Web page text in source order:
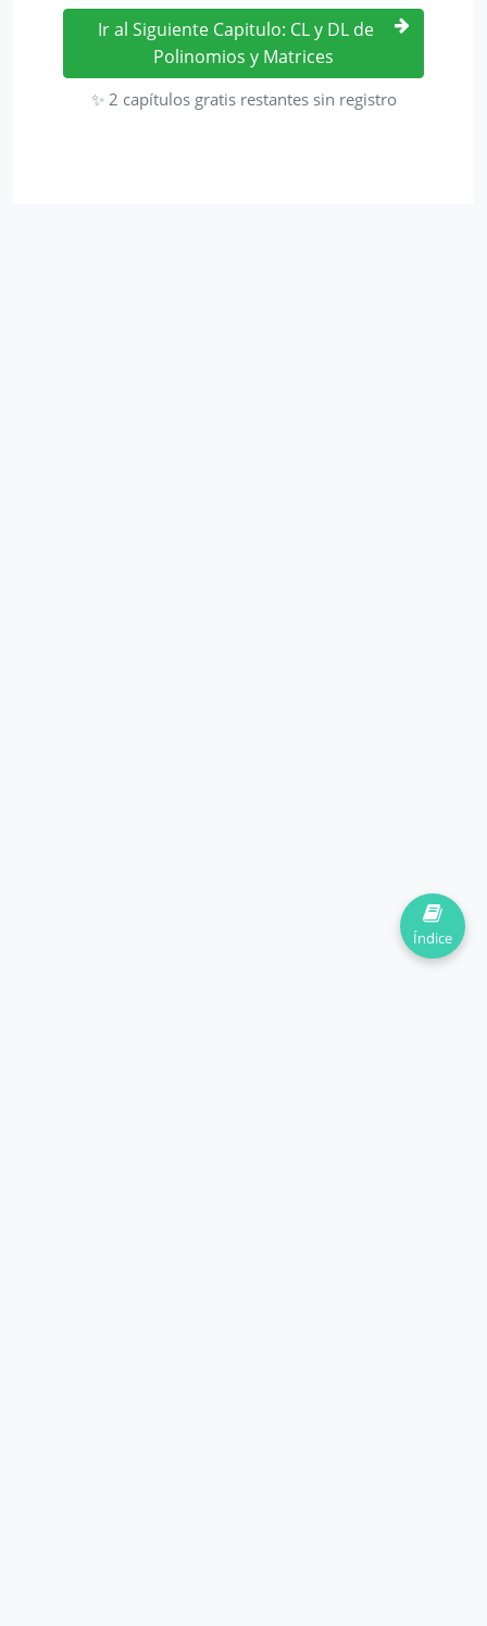
Índice
Ir al Siguiente Capitulo: CL y DL de
Polinomios y Matrices
✨ 2 capítulos gratis restantes sin registro